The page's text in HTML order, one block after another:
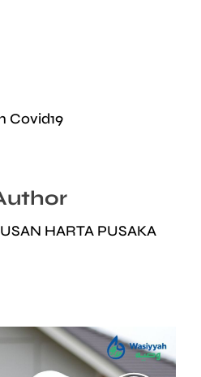
Covid19
HARTA PUSAKA